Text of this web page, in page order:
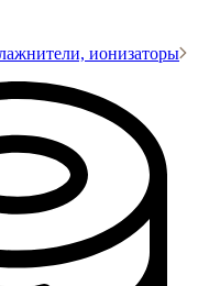
ионизаторы